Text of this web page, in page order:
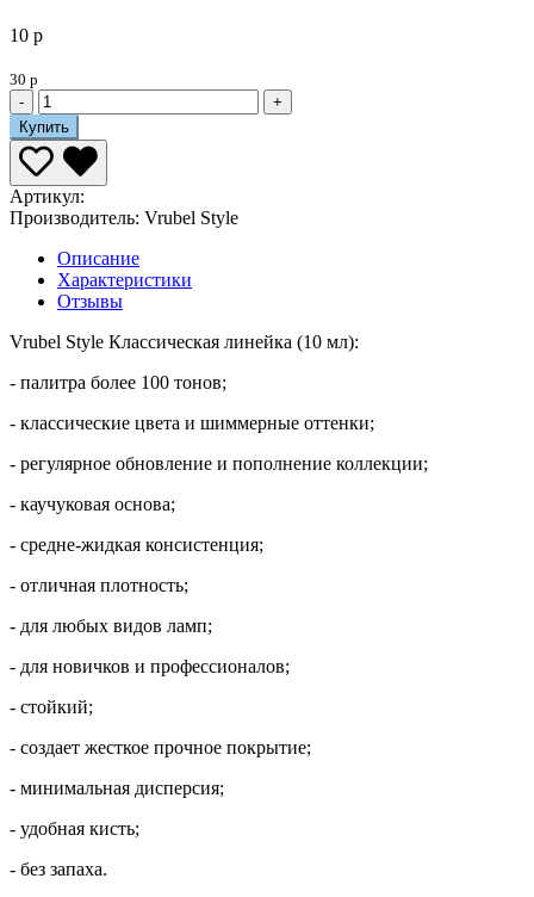
10 р
30 р
-
+
Купить
Артикул:
Производитель: Vrubel Style
Описание
Характеристики
Отзывы
Vrubel Style Классическая линейка (10 мл):
- палитра более 100 тонов;
- классические цвета и шиммерные оттенки;
- регулярное обновление и пополнение коллекции;
- каучуковая основа;
- средне-жидкая консистенция;
- отличная плотность;
- для любых видов ламп;
- для новичков и профессионалов;
- стойкий;
- создает жесткое прочное покрытие;
- минимальная дисперсия;
- удобная кисть;
- без запаха.